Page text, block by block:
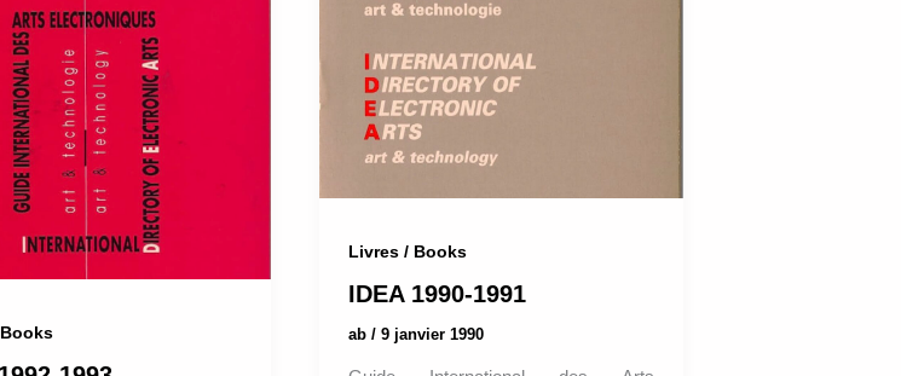
Livres / Books
IDEA 1990-1991
ab / 9 janvier 1990